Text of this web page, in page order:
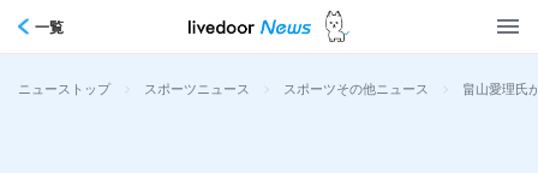
一覧
ニューストップ > スポーツニュース > スポーツその他ニュース > 畠山愛理氏